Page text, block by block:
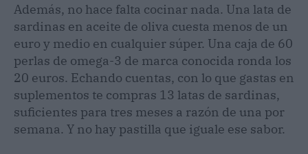
Además, no hace falta cocinar nada. Una lata de
sardinas en aceite de oliva cuesta menos de un
euro y medio en cualquier súper. Una caja de 60
perlas de omega-3 de marca conocida ronda los
20 euros. Echando cuentas, con lo que gastas en
suplementos te compras 13 latas de sardinas,
suficientes para tres meses a razón de una por
semana. Y no hay pastilla que iguale ese sabor.